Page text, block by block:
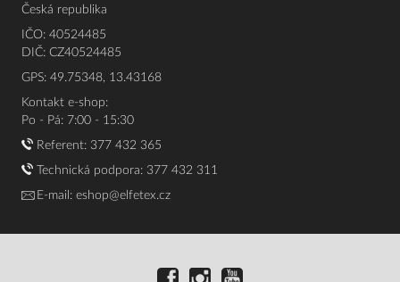
Česká republika
IČO: 40524485
DIČ: CZ40524485
GPS: 49.75348, 13.43168
Kontakt e-shop:
Po - Pá: 7:00 - 15:30
Referent: 377 432 365
Technická podpora: 377 432 311
E-mail: eshop@elfetex.cz